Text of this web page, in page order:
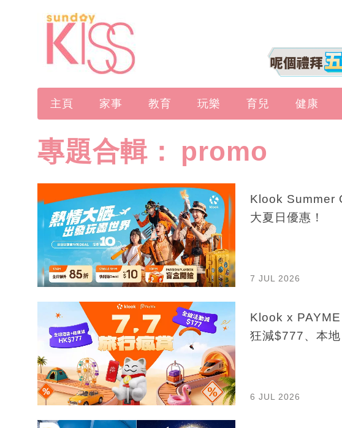
主頁 家事 教育 玩樂 育兒 健康
專題合輯： promo
Klook Summer
大夏日優惠！
7 JUL 2026
Klook x
狂減$777、本
6 JUL 2026